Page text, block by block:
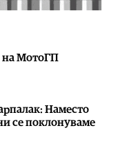
на МотоГП
Наместо
се поклонуваме